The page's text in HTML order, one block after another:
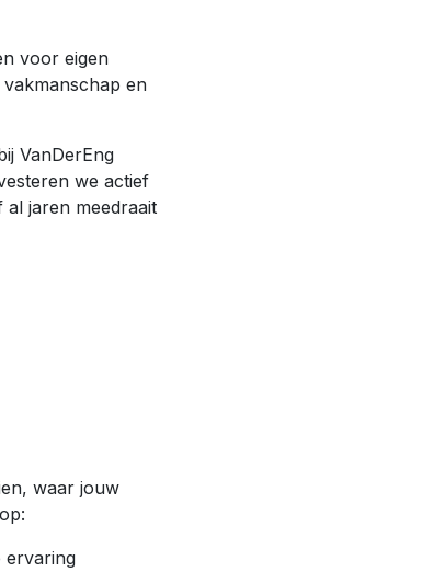
voor eigen
en
VanDerEng
we actief
jaren meedraait
waar jouw
ervaring